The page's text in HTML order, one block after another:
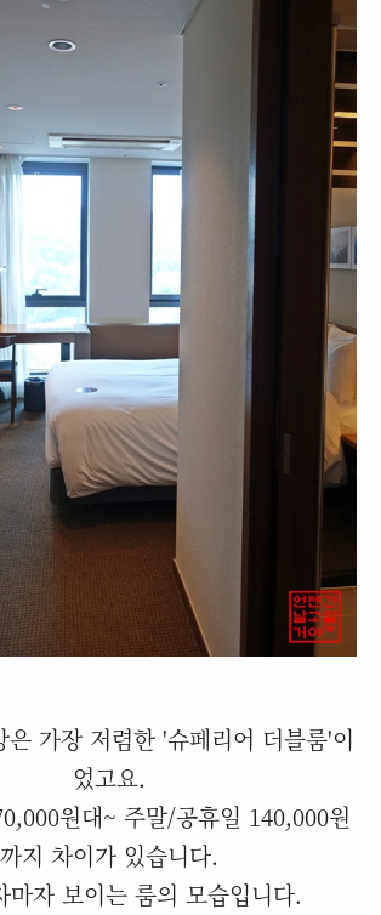
은 가장 저렴한 '슈페리어 더블룸'이
었고요.
원대~ 주말/공휴일 140,000원
까지 차이가 있습니다.
마자 보이는 룸의 모습입니다.